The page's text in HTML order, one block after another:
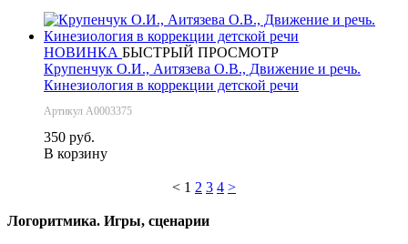
НОВИНКА БЫСТРЫЙ ПРОСМОТР
Крупенчук О.И., Аитязева О.В., Движение и речь.
Кинезиология в коррекции детской речи
Артикул А0003375
350 руб.
В корзину
< 1 2 3 4 >
Логоритмика. Игры, сценарии